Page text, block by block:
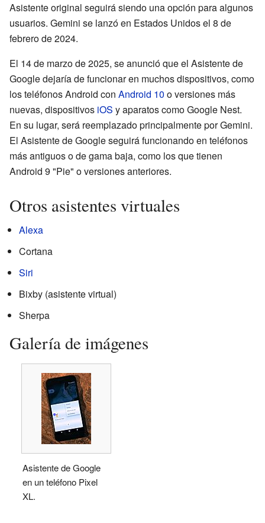
Asistente original seguirá siendo una opción para algunos
usuarios. Gemini se lanzó en Estados Unidos el 8 de
febrero de 2024.
El 14 de marzo de 2025, se anunció que el Asistente de
Google dejaría de funcionar en muchos dispositivos, como
los teléfonos Android con Android 10 o versiones más
nuevas, dispositivos iOS y aparatos como Google Nest.
En su lugar, será reemplazado principalmente por Gemini.
El Asistente de Google seguirá funcionando en teléfonos
más antiguos o de gama baja, como los que tienen
Android 9 "Pie" o versiones anteriores.
Otros asistentes virtuales
Alexa
Cortana
Siri
Bixby (asistente virtual)
Sherpa
Galería de imágenes
Asistente de Google
en un teléfono Pixel
XL.